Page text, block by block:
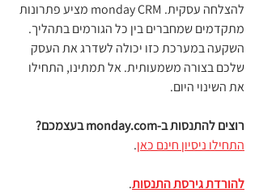
להצלחה עסקית. monday CRM מציע פתרונות
מתקדמים שמחברים בין כל הגורמים בתהליך.
השקעה במערכת כזו יכולה לשדרג את העסק
שלכם בצורה משמעותית. אל תמתינו, התחילו
את השינוי היום.
רוצים להתנסות ב-monday.com בעצמכם?
התחילו ניסיון חינם כאן.
להורדת גירסת התנסות.